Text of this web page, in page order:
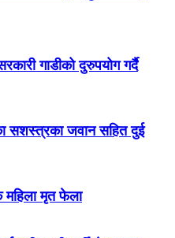
गाडीको दुरुपयोग गर्दै
सशस्त्रका जवान सहित दुई
महिला मृत फेला